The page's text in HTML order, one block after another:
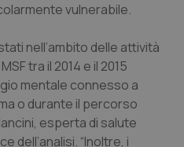
vulnerabile.
nell’ambito delle attività
tra il 2014 e il 2015
mentale connesso a
o durante il percorso
esperta di salute
dell’analisi. “Inoltre, i